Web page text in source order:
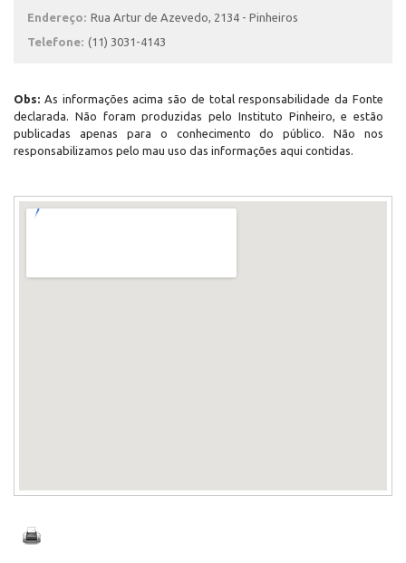
Endereço: Rua Artur de Azevedo, 2134 - Pinheiros
Telefone: (11) 3031-4143
Obs: As informações acima são de total responsabilidade da Fonte
declarada. Não foram produzidas pelo Instituto Pinheiro, e estão
publicadas apenas para o conhecimento do público. Não nos
responsabilizamos pelo mau uso das informações aqui contidas.